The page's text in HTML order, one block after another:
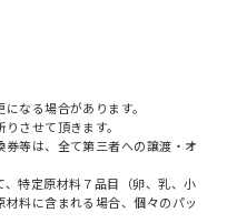
なる場合があります。
させて頂きます。
等は、全て第三者への譲渡・オ
特定原材料７品目（卵、乳、小
料に含まれる場合、個々のパッ